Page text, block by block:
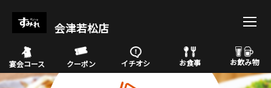
会津若松店
宴会コース クーポン イチオシ お食事 お飲み物